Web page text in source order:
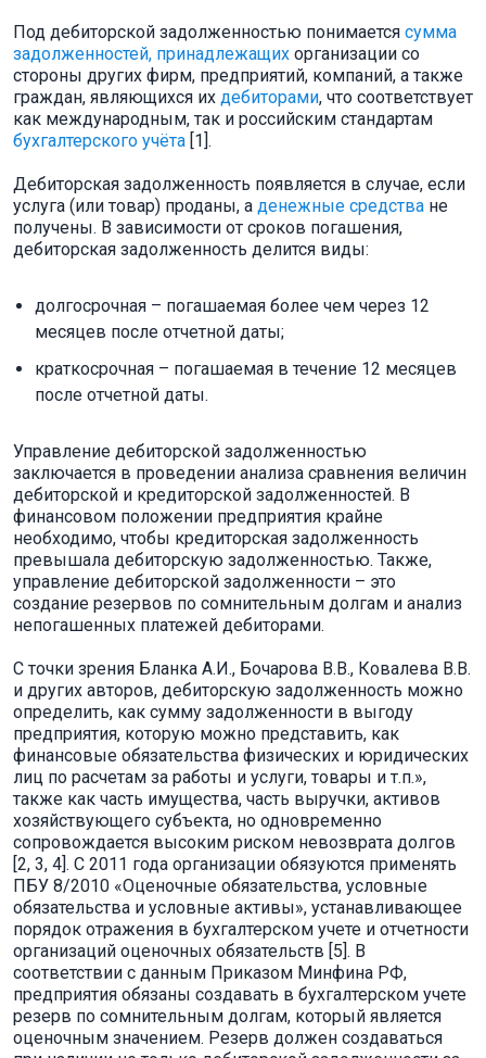
Под дебиторской задолженностью понимается сумма
задолженностей, принадлежащих организации со
стороны других фирм, предприятий, компаний, а также
граждан, являющихся их дебиторами, что соответствует
как международным, так и российским стандартам
бухгалтерского учёта [1].
Дебиторская задолженность появляется в случае, если
услуга (или товар) проданы, а денежные средства не
получены. В зависимости от сроков погашения,
дебиторская задолженность делится виды:
долгосрочная – погашаемая более чем через 12
месяцев после отчетной даты;
краткосрочная – погашаемая в течение 12 месяцев
после отчетной даты.
Управление дебиторской задолженностью
заключается в проведении анализа сравнения величин
дебиторской и кредиторской задолженностей. В
финансовом положении предприятия крайне
необходимо, чтобы кредиторская задолженность
превышала дебиторскую задолженностью. Также,
управление дебиторской задолженности – это
создание резервов по сомнительным долгам и анализ
непогашенных платежей дебиторами.
С точки зрения Бланка А.И., Бочарова В.В., Ковалева В.В.
и других авторов, дебиторскую задолженность можно
определить, как сумму задолженности в выгоду
предприятия, которую можно представить, как
финансовые обязательства физических и юридических
лиц по расчетам за работы и услуги, товары и т.п.»,
также как часть имущества, часть выручки, активов
хозяйствующего субъекта, но одновременно
сопровождается высоким риском невозврата долгов
[2, 3, 4]. С 2011 года организации обязуются применять
ПБУ 8/2010 «Оценочные обязательства, условные
обязательства и условные активы», устанавливающее
порядок отражения в бухгалтерском учете и отчетности
организаций оценочных обязательств [5]. В
соответствии с данным Приказом Минфина РФ,
предприятия обязаны создавать в бухгалтерском учете
резерв по сомнительным долгам, который является
оценочным значением. Резерв должен создаваться